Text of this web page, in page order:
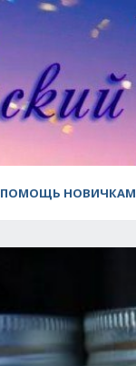
ПОМОЩЬ НОВИЧКАМ